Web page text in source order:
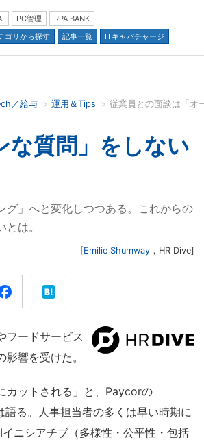
PC管理
RPA BANK
ゴリから探す 記事一覧 ITキャパチャージ
並び順：
／給与 運用＆Tips 従業員との面談は「オ
な質問」をしない
グ」へと変化しつつある。これからの
は。
[Emilie Shumway ， HR Dive]
フードサービス
響を受けた。
カットされる」と、Paycorの
る。人事担当者の多くは早い時期に
ニシアチブ（多様性・公平性・包括